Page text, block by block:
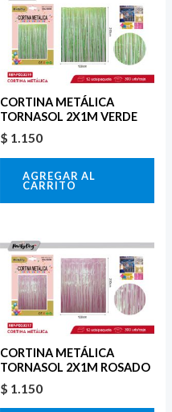
CORTINA METÁLICA
TORNASOL 2X1M VERDE
$ 1.150
AGREGAR AL
CARRITO
CORTINA METÁLICA
TORNASOL 2X1M ROSADO
$ 1.150